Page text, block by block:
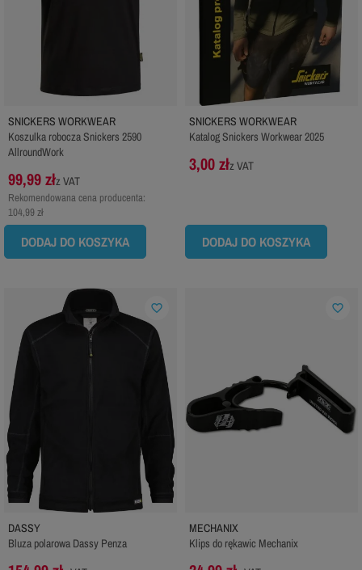
SNICKERS WORKWEAR
Koszulka robocza Snickers 2590
AllroundWork
99,99 złz VAT
Rekomendowana cena producenta:
104,99 zł
DODAJ DO KOSZYKA
SNICKERS WORKWEAR
Katalog Snickers Workwear 2025
3,00 złz VAT
DODAJ DO KOSZYKA
DASSY
Bluza polarowa Dassy Penza
favorite_border
MECHANIX
Klips do rękawic Mechanix
favorite_border